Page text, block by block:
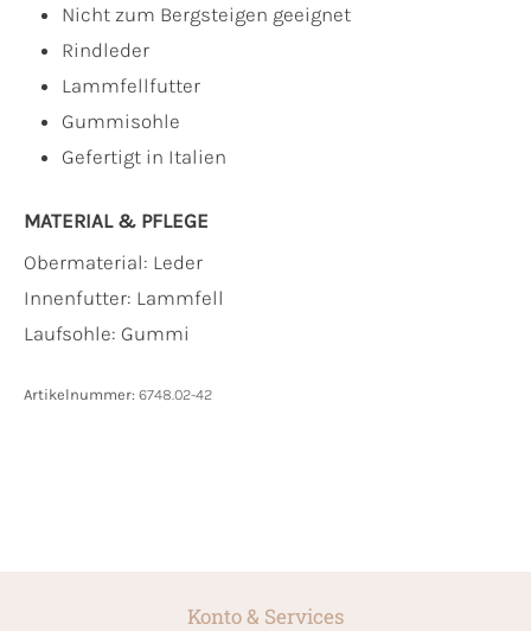
Nicht zum Bergsteigen geeignet
Rindleder
Lammfellfutter
Gummisohle
Gefertigt in Italien
MATERIAL & PFLEGE
Obermaterial: Leder
Innenfutter: Lammfell
Laufsohle: Gummi
Artikelnummer: 6748.02-42
Konto & Services